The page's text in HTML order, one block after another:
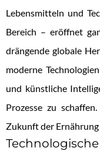
Lebensmitteln und
Bereich – eröffnet
drängende globale
moderne
und künstliche
Prozesse zu
Zukunft der